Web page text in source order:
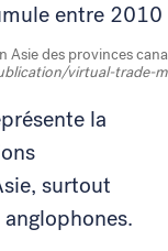
Asie des provinces
virtual-trade-
la
surtout